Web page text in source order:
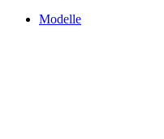
Modelle